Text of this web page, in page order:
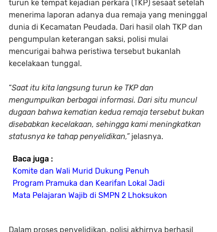
turun ke tempat kejadian perkara (TKP) sesaat setelah
menerima laporan adanya dua remaja yang meninggal
dunia di Kecamatan Peudada. Dari hasil olah TKP dan
pengumpulan keterangan saksi, polisi mulai
mencurigai bahwa peristiwa tersebut bukanlah
kecelakaan tunggal.
“Saat itu kita langsung turun ke TKP dan
mengumpulkan berbagai informasi. Dari situ muncul
dugaan bahwa kematian kedua remaja tersebut bukan
disebabkan kecelakaan, sehingga kami meningkatkan
statusnya ke tahap penyelidikan,”jelasnya.
Baca juga :
Komite dan Wali Murid Dukung Penuh
Program Pramuka dan Kearifan Lokal Jadi
Mata Pelajaran Wajib di SMPN 2 Lhoksukon
Dalam proses penyelidikan, polisi akhirnya berhasil